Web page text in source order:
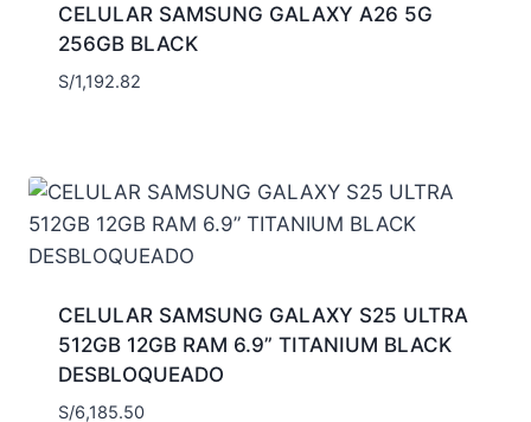
CELULAR SAMSUNG GALAXY A26 5G
256GB BLACK
S/1,192.82
CELULAR SAMSUNG GALAXY S25 ULTRA
512GB 12GB RAM 6.9” TITANIUM BLACK
DESBLOQUEADO
S/6,185.50